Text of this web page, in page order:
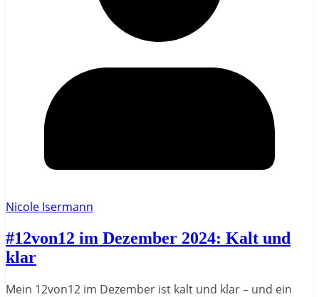
Nicole Isermann
#12von12 im Dezember 2024: Kalt und
klar
Mein 12von12 im Dezember ist kalt und klar – und ein